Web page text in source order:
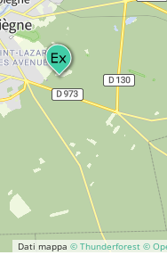
Dati mappa © Thunderforest ©